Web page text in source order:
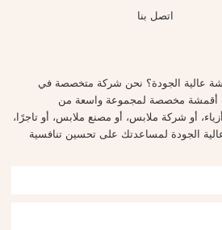
اتصل بنا
عالية الجودة؟ نحن شركة متخصصة في
أقمشة مخصصة لمجموعة واسعة من
أو شركة ملابس، أو مصنع ملابس، أو تاجرًا،
الجودة لمساعدتك على تحسين تنافسية